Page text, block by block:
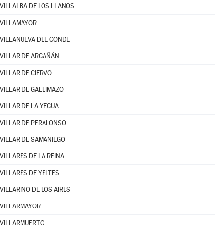
VILLALBA DE LOS LLANOS
VILLAMAYOR
VILLANUEVA DEL CONDE
VILLAR DE ARGAÑÁN
VILLAR DE CIERVO
VILLAR DE GALLIMAZO
VILLAR DE LA YEGUA
VILLAR DE PERALONSO
VILLAR DE SAMANIEGO
VILLARES DE LA REINA
VILLARES DE YELTES
VILLARINO DE LOS AIRES
VILLARMAYOR
VILLARMUERTO